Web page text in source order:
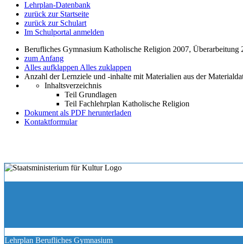
Lehrplan-Datenbank
zurück zur Startseite
zurück zur Schulart
Im Schulportal anmelden
Berufliches Gymnasium Katholische Religion 2007, Überarbeitung
zum Anfang
Alles aufklappen Alles zuklappen
Anzahl der Lernziele und -inhalte mit Materialien aus der
Inhaltsverzeichnis
Teil Grundlagen
Teil Fachlehrplan Katholische Religion
Dokument als PDF herunterladen
Kontaktformular
Lehrplan Berufliches Gymnasium